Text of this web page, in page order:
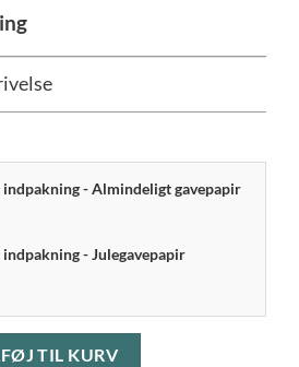
indpakning - Almindeligt gavepapir
indpakning - Julegavepapir
Salatskål antal
TIL KURV